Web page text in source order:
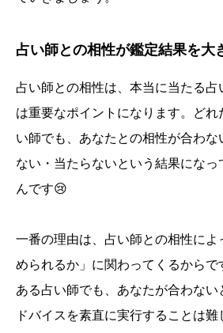
占い師との相性が鑑定結果を大
占い師との相性は、本当に当たる占
は重要なポイントになります。どれ
い師でも、あなたとの相性が合わな
ない・当たらないという結果になっ
んです😢
一番の理由は、占い師との相性によ
められるか」に関わってくるからで
ある占い師でも、あなたが合わない
ドバイスを素直に実行することは